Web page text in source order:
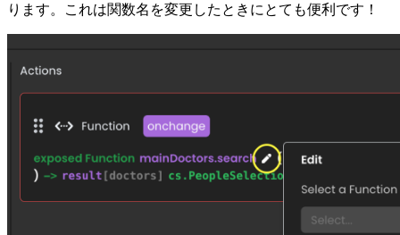
ります。これは関数名を変更したときにとても便利です！